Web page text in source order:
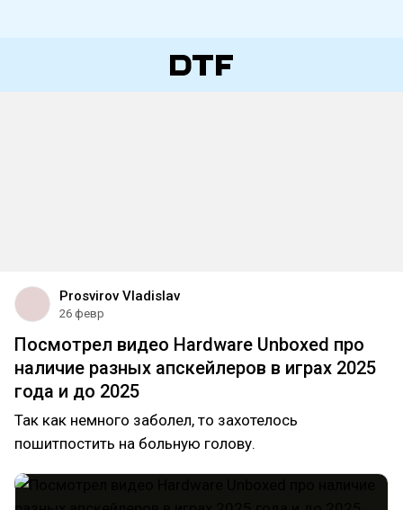
Prosvirov Vladislav
26 февр
Посмотрел видео Hardware Unboxed про
наличие разных апскейлеров в играх 2025
года и до 2025
Так как немного заболел, то захотелось
пошитпостить на больную голову.